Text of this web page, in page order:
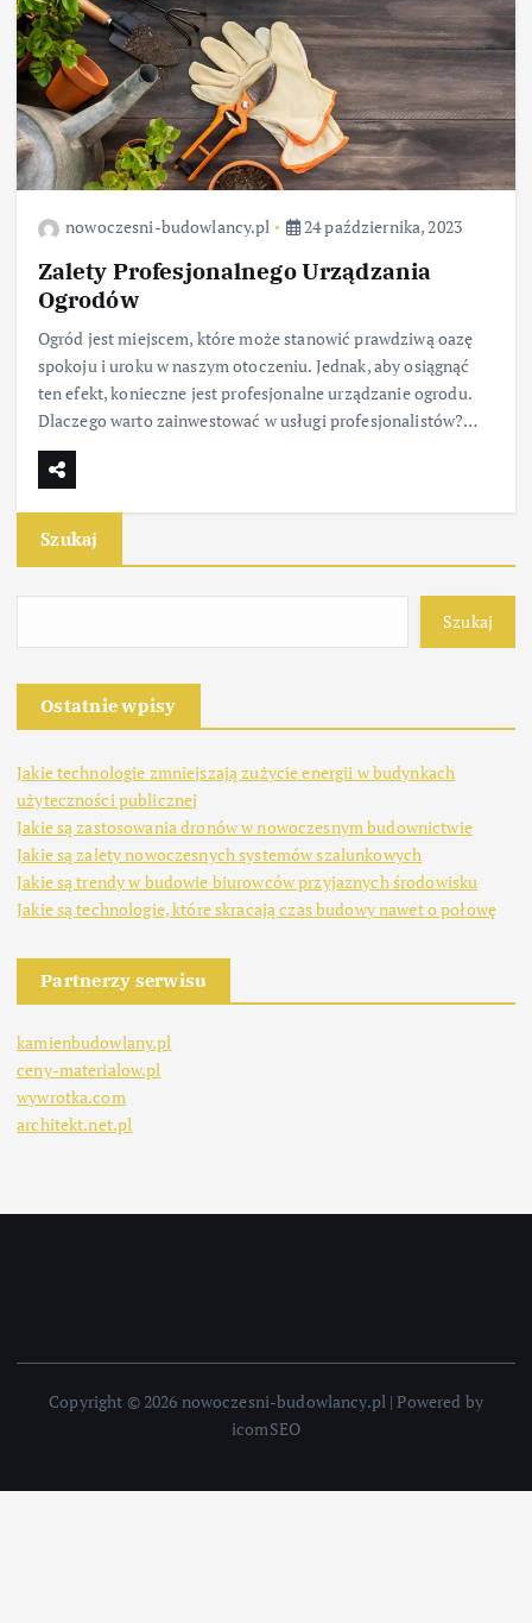
nowoczesni-budowlancy.pl 24 października, 2023
Zalety Profesjonalnego Urządzania
Ogrodów
Ogród jest miejscem, które może stanowić prawdziwą oazę
spokoju i uroku w naszym otoczeniu. Jednak, aby osiągnąć
ten efekt, konieczne jest profesjonalne urządzanie ogrodu.
Dlaczego warto zainwestować w usługi profesjonalistów?…
Szukaj
Szukaj
Ostatnie wpisy
Jakie technologie zmniejszają zużycie energii w budynkach
użyteczności publicznej
Jakie są zastosowania dronów w nowoczesnym budownictwie
Jakie są zalety nowoczesnych systemów szalunkowych
Jakie są trendy w budowie biurowców przyjaznych środowisku
Jakie są technologie, które skracają czas budowy nawet o połowę
Partnerzy serwisu
kamienbudowlany.pl
ceny-materialow.pl
wywrotka.com
architekt.net.pl
Copyright © 2026 nowoczesni-budowlancy.pl | Powered by
icomSEO